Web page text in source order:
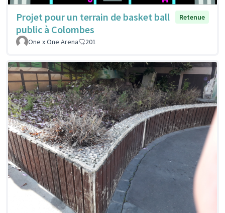
Projet pour un terrain de basket ball
public à Colombes
Retenue
One x One Arena 201